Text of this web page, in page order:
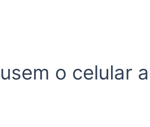
o celular